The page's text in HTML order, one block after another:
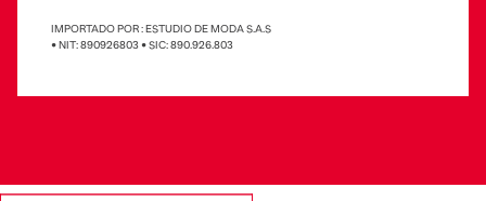
IMPORTADO POR : ESTUDIO DE MODA S.A.S
• NIT: 890926803 • SIC: 890.926.803